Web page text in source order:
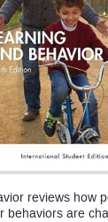
reviews how
behaviors are